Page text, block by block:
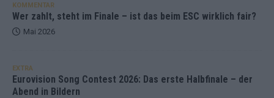
KOMMENTAR
Wer zahlt, steht im Finale – ist das beim ESC wirklich fair?
Mai 2026
EXTRA
Eurovision Song Contest 2026: Das erste Halbfinale – der
Abend in Bildern